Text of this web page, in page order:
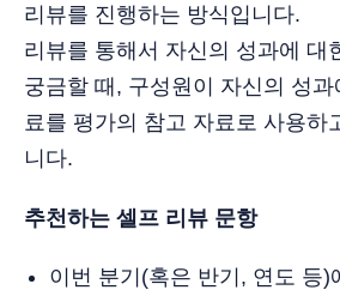
리뷰를 진행하는 방식입니다.
리뷰를 통해서 자신의 성과에 대
궁금할 때, 구성원이 자신의 성
료를 평가의 참고 자료로 사용하
니다.
추천하는 셀프 리뷰 문항
이번 분기(혹은 반기, 연도 등)